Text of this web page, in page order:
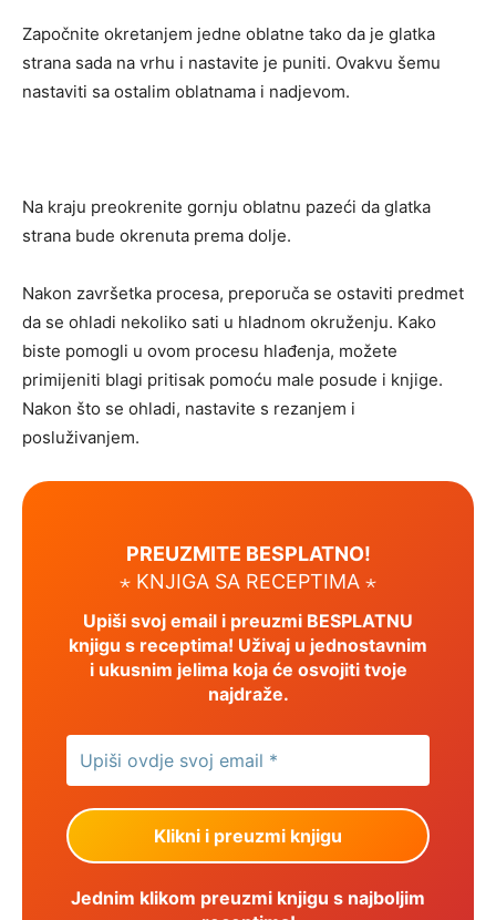
Započnite okretanjem jedne oblatne tako da je glatka
strana sada na vrhu i nastavite je puniti. Ovakvu šemu
nastaviti sa ostalim oblatnama i nadjevom.
Na kraju preokrenite gornju oblatnu pazeći da glatka
strana bude okrenuta prema dolje.
Nakon završetka procesa, preporuča se ostaviti predmet
da se ohladi nekoliko sati u hladnom okruženju. Kako
biste pomogli u ovom procesu hlađenja, možete
primijeniti blagi pritisak pomoću male posude i knjige.
Nakon što se ohladi, nastavite s rezanjem i
posluživanjem.
PREUZMITE BESPLATNO!
⋆ KNJIGA SA RECEPTIMA ⋆
Upiši svoj email i preuzmi BESPLATNU
knjigu s receptima! Uživaj u jednostavnim
i ukusnim jelima koja će osvojiti tvoje
najdraže.
Jednim klikom preuzmi knjigu s najboljim